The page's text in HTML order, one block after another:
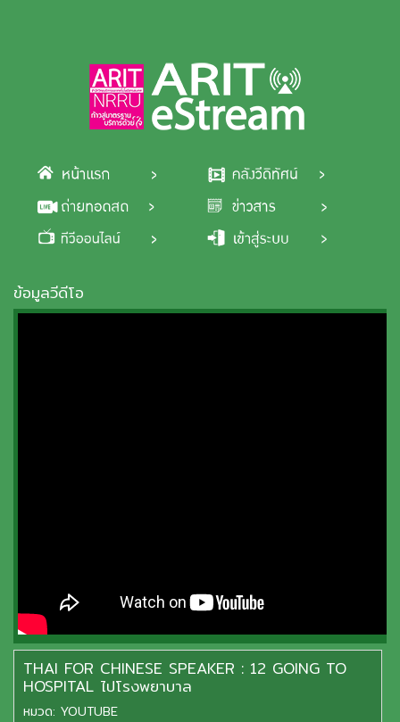
ข้อมูลวีดีโอ
THAI FOR CHINESE SPEAKER : 12 GOING TO
HOSPITAL ไปโรงพยาบาล
หมวด: YOUTUBE